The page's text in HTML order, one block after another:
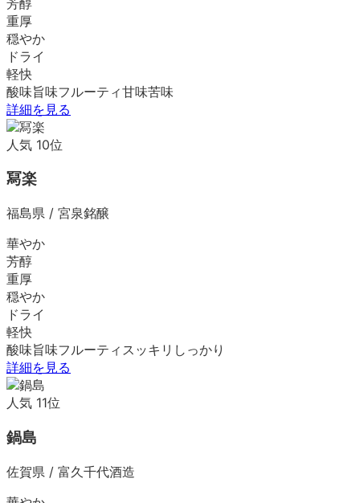
重厚
穏やか
ドライ
軽快
酸味旨味フルーティ甘味苦味
詳細を見る
人気 10位
冩楽
福島県 / 宮泉銘醸
華やか
芳醇
重厚
穏やか
ドライ
軽快
酸味旨味フルーティ スッキリ しっかり
詳細を見る
人気 11位
鍋島
佐賀県 / 富久千代酒造